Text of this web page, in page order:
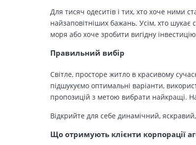
Для тисяч одеситів і тих, хто хоче ними
найзаповітніших бажань. Усім, хто
моря або хоче зробити вигідну
Правильний вибір
Світле, просторе житло в красивому
підшукуємо оптимальні варіанти,
пропозицій з метою вибрати найкращі.
Відкрийте для себе динамічний,
Що отримують клієнти корпорації